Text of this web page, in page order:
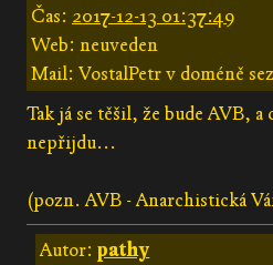
Čas: 2017-12-13 01:37:49
Web: neuveden
Mail: VostalPetr v doméně
Tak já se těšil, že bude AVB, a
nepřijdu...
(pozn. AVB - Anarchistická
Autor:pathy